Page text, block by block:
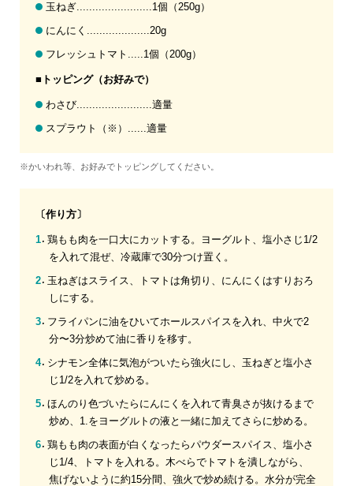
玉ねぎ........................1個（250g）
にんにく....................20g
フレッシュトマト.....1個（200g）
■トッピング（お好みで）
わさび........................適量
スプラウト（※）......適量
※かいわれ等、お好みでトッピングしてください。
〔作り方〕
鶏もも肉を一口大にカットする。ヨーグルト、塩小さじ1/2
を入れて混ぜ、冷蔵庫で30分つけ置く。
玉ねぎはスライス、トマトは角切り、にんにくはすりおろ
しにする。
フライパンに油をひいてホールスパイスを入れ、中火で2
分〜3分炒めて油に香りを移す。
シナモン全体に気泡がついたら強火にし、玉ねぎと塩小さ
じ1/2を入れて炒める。
ほんのり色づいたらにんにくを入れて青臭さが抜けるまで
炒め、1.をヨーグルトの液と一緒に加えてさらに炒める。
鶏もも肉の表面が白くなったらパウダースパイス、塩小さ
じ1/4、トマトを入れる。木べらでトマトを潰しながら、
焦げないように約15分間、強火で炒め続ける。水分が完全